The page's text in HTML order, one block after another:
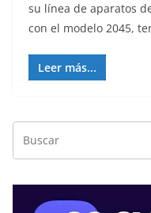
su línea de aparatos
con el modelo 2045,
Leer más...